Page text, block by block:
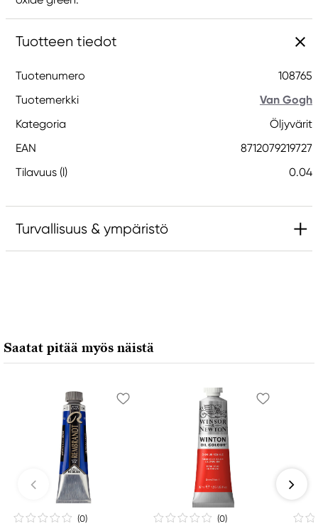
Tuotteen tiedot
Tuotenumero
108765
Tuotemerkki
Van Gogh
Kategoria
Öljyvärit
EAN
8712079219727
Tilavuus (l)
0.04
Turvallisuus & ympäristö
7311 PD Apeldoorn, Netherlands
info@royaltalens.com
Saatat pitää myös näistä
(0) (0)